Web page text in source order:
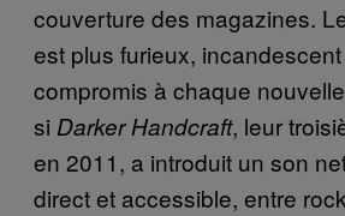
couverture des magazines.
est plus furieux,
compromis à chaque
si Darker Handcraft, leur
en 2011, a introduit un son
direct et accessible, entre rock